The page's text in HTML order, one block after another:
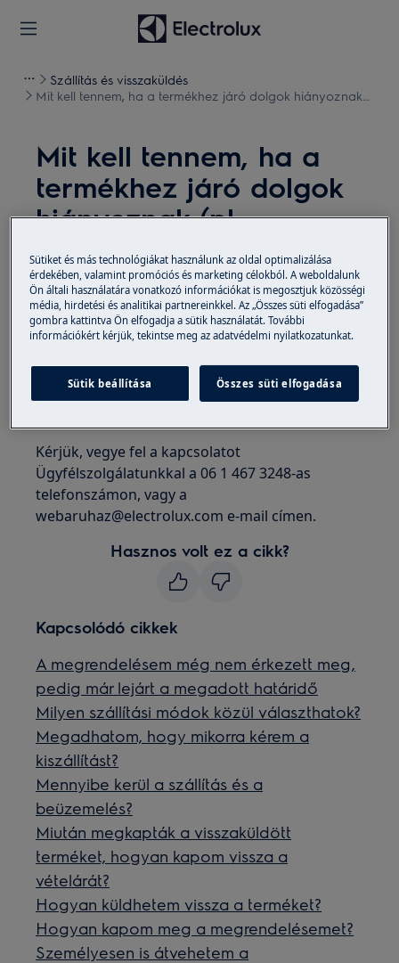
Szállítás és visszaküldés
Mit kell tennem, ha a termékhez járó dolgok hiányoznak
Mit kell tennem, ha a
termékhez járó dolgok
hiányoznak (pl.
tartozék, kezelési
utasítás)?
Probléma
Mit kell tennem, ha a termékhez járó dolgok
hiányoznak (pl. tartozék, kezelési utasítás)?
Kérjük, vegye fel a kapcsolatot
Ügyfélszolgálatunkkal a 06 1 467 3248-as
telefonszámon, vagy a
webaruhaz@electrolux.com e-mail címen.
Hasznos volt ez a cikk?
Kapcsolódó cikkek
A megrendelésem még nem érkezett meg,
pedig már lejárt a megadott határidő
Milyen szállítási módok közül választhatok?
Megadhatom, hogy mikorra kérem a
kiszállítást?
Mennyibe kerül a szállítás és a
beüzemelés?
Miután megkapták a visszaküldött
terméket, hogyan kapom vissza a
vételárát?
Hogyan küldhetem vissza a terméket?
Hogyan kapom meg a megrendelésemet?
Személyesen is átvehetem a
Sütiket és más technológiákat használunk az oldal optimalizálása
érdekében, valamint promóciós és marketing célokból. A weboldalunk
Ön általi használatára vonatkozó információkat is megosztjuk közösségi
média, hirdetési és analitikai partnereinkkel. Az „Összes süti elfogadása”
gombra kattintva Ön elfogadja a sütik használatát. További
információkért kérjük, tekintse meg az adatvédelmi nyilatkozatunkat.
Sütik beállítása Összes süti elfogadása